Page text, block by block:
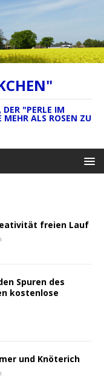
DER "PERLE IM
ALS ROSEN ZU
freien Lauf
Spuren des
kostenlose
und Knöterich